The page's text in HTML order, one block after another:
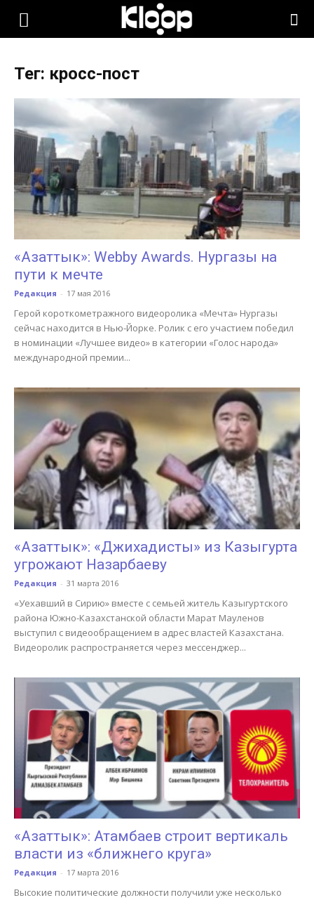
KLOOP.KG
Новости
Кыргызстана
Тег: кросс-пост
«Азаттык»: Webby Awards. Нургазы на
пути к мечте
Редакция - 17 мая 2016
Герой короткометражного видеоролика «Мечта» Нургазы
сейчас находится в Нью-Йорке. Ролик с его участием победил
в номинации «Лучшее видео» в категории «Голос народа»
международной премии...
«Азаттык»: «Джихадисты» из Казыгурта
угрожают Назарбаеву
Редакция - 31 марта 2016
«Уехавший в Сирию» вместе с семьей житель Казыгуртского
района Южно-Казахстанской области Марат Мауленов
выступил с видеообращением в адрес властей Казахстана.
Видеоролик распространяется через мессенджер...
«Азаттык»: Атамбаев строит вертикаль
власти из «ближнего круга»
Редакция - 17 марта 2016
Высокие политические должности получили уже несколько